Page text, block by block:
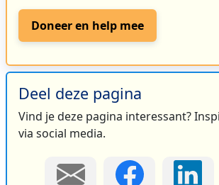
Doneer en help mee
Deel deze pagina
Vind je deze pagina interessant?
via social media.